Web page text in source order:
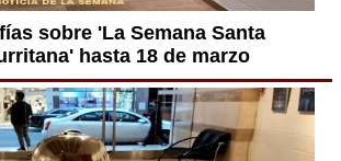
sobre 'La Semana Santa
hasta 18 de marzo